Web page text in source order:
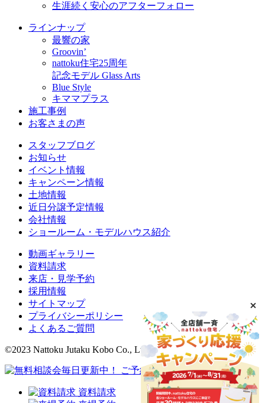
生涯続く安心のアフターフォロー
ラインナップ
最響の家
Groovin’
nattoku住宅25周年
記念モデル Glass Arts
Blue Style
キママプラス
施工事例
お客さまの声
スタッフブログ
お知らせ
イベント情報
キャンペーン情報
土地情報
近日分譲予定情報
会社情報
ショールーム・モデルハウス紹介
動画ギャラリー
資料請求
来店・見学予約
採用情報
サイトマップ
プライバシーポリシー
よくあるご質問
©2023 Nattoku Jutaku Kobo Co., Ltd.
資料請求